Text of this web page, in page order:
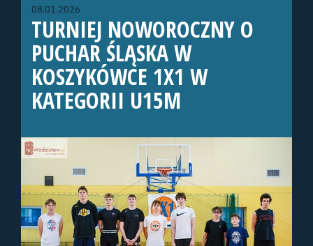
08.01.2026
TURNIEJ NOWOROCZNY O
PUCHAR ŚLĄSKA W
KOSZYKÓWCE 1X1 W
KATEGORII U15M